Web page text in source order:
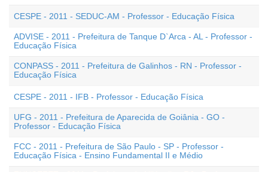
CESPE - 2011 - SEDUC-AM - Professor - Educação Física
ADVISE - 2011 - Prefeitura de Tanque D`Arca - AL - Professor -
Educação Física
CONPASS - 2011 - Prefeitura de Galinhos - RN - Professor -
Educação Física
CESPE - 2011 - IFB - Professor - Educação Física
UFG - 2011 - Prefeitura de Aparecida de Goiânia - GO -
Professor - Educação Física
FCC - 2011 - Prefeitura de São Paulo - SP - Professor -
Educação Física - Ensino Fundamental II e Médio